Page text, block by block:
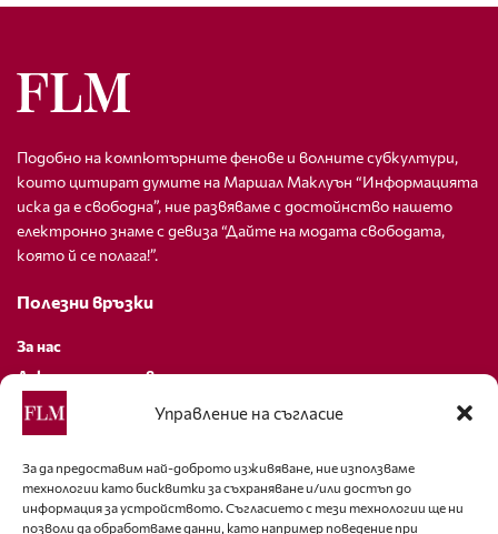
Управление на съгласие
За да предоставим най-доброто изживяване, ние използваме
технологии като бисквитки за съхраняване и/или достъп до
информация за устройството. Съгласието с тези технологии ще ни
позволи да обработваме данни, като например поведение при
Подобно на компютърните фенове и волните субкултури,
които цитират думите на Маршал Маклуън “Информацията
иска да е свободна”, ние развяваме с достойнство нашето
електронно знаме с девиза “Дайте на модата свободата,
която й се полага!”.
Полезни връзки
За нас
Декларация за поверителност
Политика за бисквитки
За контакти
editor@fashion-lifestyle.net